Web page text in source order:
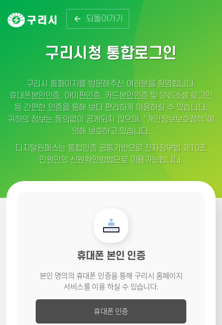
되돌아가기
구리시청 통합로그인
구리시 홈페이지를 방문해주신 여러분을 환영합니다.
휴대폰본인인증, 아이핀인증, 카드본인인증 및 SNS소셜 로그인
등 간편한 인증을 통해 보다 편리하게 이용하실 수 있습니다.
귀하의 정보는 동의없이 공개되지 않으며, “개인정보보호정책”에
의해 보호하고 있습니다.
디지털원패스는 통합인증 공통기반으로 전자정부법 제10조
민원인의 신원확인방법으로 이용가능합니다.
휴대폰 본인 인증
본인 명의의 휴대폰 인증을 통해 구리시 홈페이지
서비스를이용 하실 수 있습니다.
휴대폰 인증